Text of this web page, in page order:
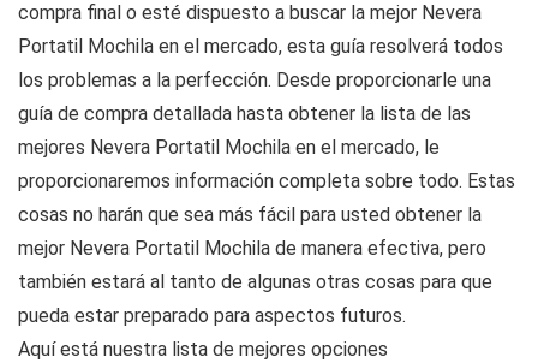
compra final o esté dispuesto a buscar la mejor Nevera
Portatil Mochila en el mercado, esta guía resolverá todos
los problemas a la perfección. Desde proporcionarle una
guía de compra detallada hasta obtener la lista de las
mejores Nevera Portatil Mochila en el mercado, le
proporcionaremos información completa sobre todo. Estas
cosas no harán que sea más fácil para usted obtener la
mejor Nevera Portatil Mochila de manera efectiva, pero
también estará al tanto de algunas otras cosas para que
pueda estar preparado para aspectos futuros.
Aquí está nuestra lista de mejores opciones